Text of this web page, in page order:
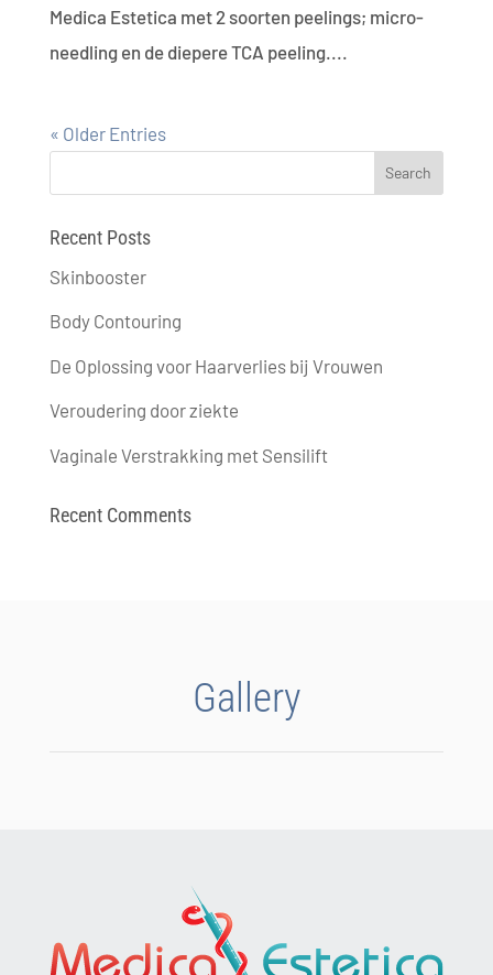
Medica Estetica met 2 soorten peelings; micro-
needling en de diepere TCA peeling....
« Older Entries
Recent Posts
Skinbooster
Body Contouring
De Oplossing voor Haarverlies bij Vrouwen
Veroudering door ziekte
Vaginale Verstrakking met Sensilift
Recent Comments
Gallery